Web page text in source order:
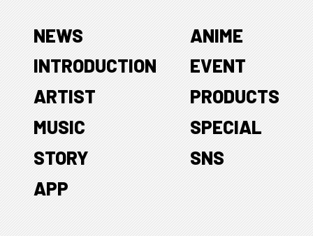
NEWS
INTRODUCTION
ARTIST
MUSIC
STORY
APP
ANIME
EVENT
PRODUCTS
SPECIAL
SNS